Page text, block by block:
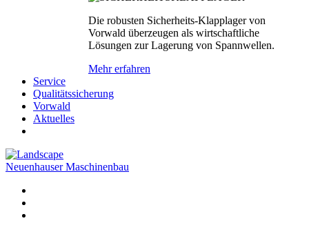
Die robusten Sicherheits-Klapplager von
Vorwald überzeugen als wirtschaftliche
Lösungen zur Lagerung von Spannwellen.
Mehr erfahren
Service
Qualitätssicherung
Vorwald
Aktuelles
Neuenhauser Maschinenbau